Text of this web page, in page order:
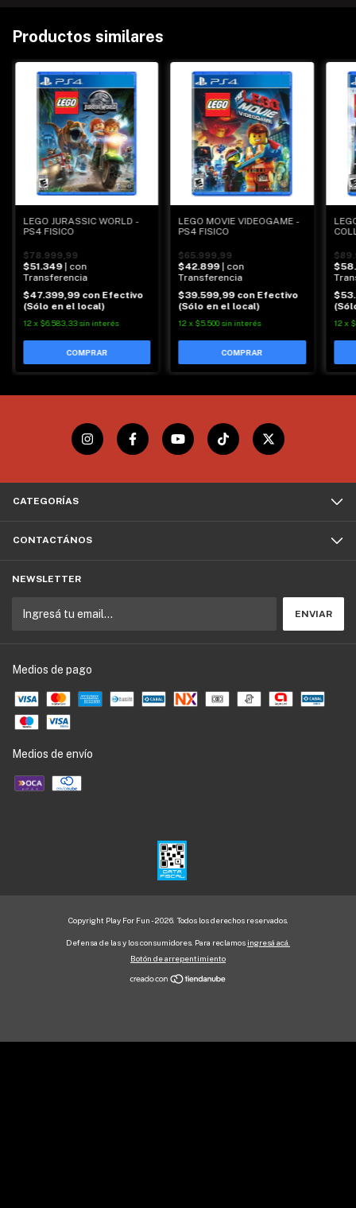
Productos similares
LEGO JURASSIC WORLD -
PS4 FISICO
$78.999,99
$51.349
| con
Transferencia
$47.399,99 con Efectivo
(Sólo en el local)
12 x $6.583,33 sin interés
LEGO MOVIE VIDEOGAME -
PS4 FISICO
$65.999,99
$42.899
| con
Transferencia
$39.599,99 con Efectivo
(Sólo en el local)
12 x $5.500 sin interés 12 x
CATEGORÍAS
CONTACTÁNOS
NEWSLETTER
Medios de pago
Medios de envío
Copyright Play For Fun - 2026. Todos los derechos reservados.
Defensa de las y los consumidores. Para reclamos ingresá acá.
Botón de arrepentimiento